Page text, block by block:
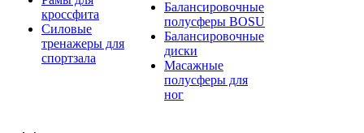
кроссфита
Силовые
тренажеры для
спортзала
Балансировочные
полусферы BOSU
Балансировочные
диски
Масажные
полусферы для
ног